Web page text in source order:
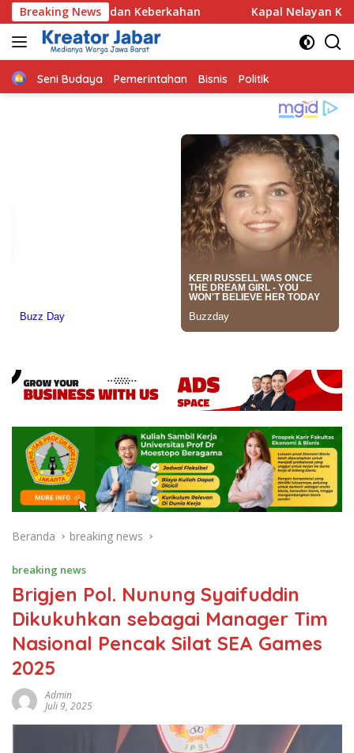
Breaking News
Keberkahan Kapal Nelayan Karangsong
Home
Seni Budaya Pemerintahan Bisnis Politik
Beranda breaking news
breaking news
Brigjen Pol. Nunung Syaifuddin
Dikukuhkan sebagai Manager Tim
Nasional Pencak Silat SEA Games
2025
Admin
Juli 9, 2025